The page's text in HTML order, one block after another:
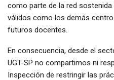
como parte de la red
válidos como los demás
futuros docentes.
En consecuencia, desde el
UGT-SP no compartimos ni
Inspección de restringir las